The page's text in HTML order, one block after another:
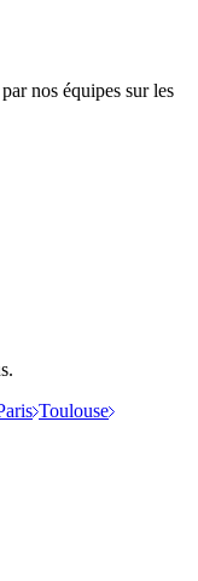
nos équipes sur les
Toulouse